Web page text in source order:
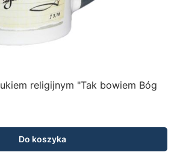
religijnym "Tak bowiem Bóg
Do koszyka